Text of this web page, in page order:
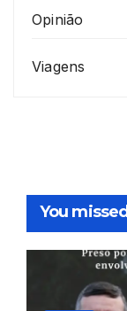
Opinião
Viagens
You missed